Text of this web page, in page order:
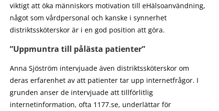
viktigt att öka människors motivation till eHälsoanvändning,
något som vårdpersonal och kanske i synnerhet
distriktssköterskor är i en god position att göra.
”Uppmuntra till pålästa patienter”
Anna Sjöström intervjuade även distriktssköterskor om
deras erfarenhet av att patienter tar upp internetfrågor. I
grunden anser de intervjuade att tillförlitlig
internetinformation, ofta 1177.se, underlättar för